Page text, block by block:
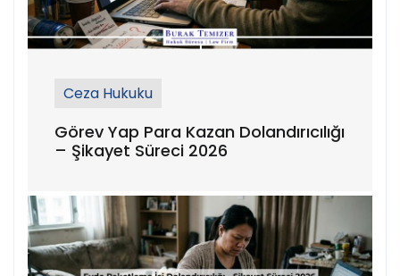
Ceza Hukuku
Görev Yap Para Kazan Dolandırıcılığı
– Şikayet Süreci 2026